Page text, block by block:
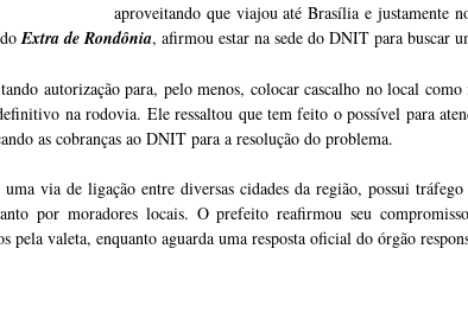
aproveitando que viajou até Brasília e justamente
doExtra de Rondônia, afirmou estar na sede do DNIT para buscar
autorização para, pelo menos, colocar cascalho no local
na rodovia. Ele ressaltou que tem feito o possível para
as cobranças ao DNIT para a resolução do problema.
via de ligação entre diversas cidades da região, possui
por moradores locais. O prefeito reafirmou seu
pela valeta, enquanto aguarda uma resposta oficial do órgão